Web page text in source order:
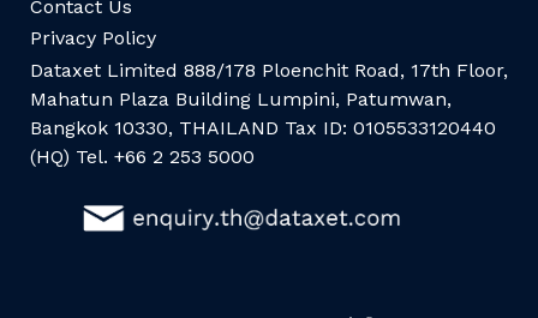
Contact Us
Privacy Policy
Dataxet Limited 888/178 Ploenchit Road, 17th Floor,
Mahatun Plaza Building Lumpini, Patumwan,
Bangkok 10330, THAILAND Tax ID: 0105533120440
(HQ) Tel. +66 2 253 5000